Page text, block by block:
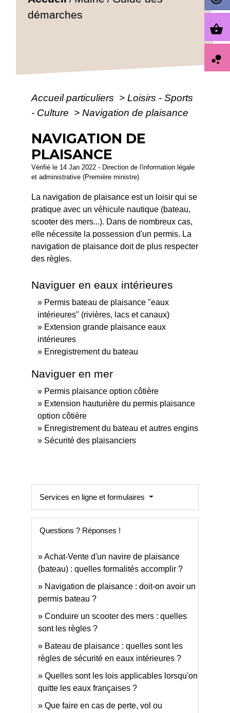
démarches
Accueil particuliers > Loisirs - Sports
- Culture > Navigation de plaisance
NAVIGATION DE
PLAISANCE
Vérifié le 14 Jan 2022 - Direction de l'information légale
et administrative (Première ministre)
La navigation de plaisance est un loisir qui se
pratique avec un véhicule nautique (bateau,
scooter des mers...). Dans de nombreux cas,
elle nécessite la possession d'un permis. La
navigation de plaisance doit de plus respecter
des règles.
Naviguer en eaux intérieures
Permis bateau de plaisance "eaux
intérieures" (rivières, lacs et canaux)
Extension grande plaisance eaux
intérieures
Enregistrement du bateau
Naviguer en mer
Permis plaisance option côtière
Extension hauturière du permis plaisance
option côtière
Enregistrement du bateau et autres engins
Sécurité des plaisanciers
Services en ligne et formulaires
Questions ? Réponses !
Achat-Vente d'un navire de plaisance
(bateau) : quelles formalités accomplir ?
Navigation de plaisance : doit-on avoir un
permis bateau ?
Conduire un scooter des mers : quelles
sont les règles ?
Bateau de plaisance : quelles sont les
règles de sécurité en eaux intérieures ?
Quelles sont les lois applicables lorsqu'on
quitte les eaux françaises ?
Que faire en cas de perte, vol ou
shopping_basket
bubble_chart